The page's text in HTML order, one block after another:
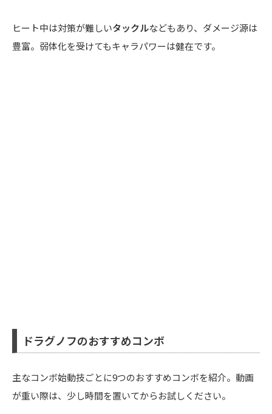
ヒート中は対策が難しいタックルなどもあり、ダメージ源は
豊富。弱体化を受けてもキャラパワーは健在です。
ドラグノフのおすすめコンボ
主なコンボ始動技ごとに9つのおすすめコンボを紹介。動画
が重い際は、少し時間を置いてからお試しください。